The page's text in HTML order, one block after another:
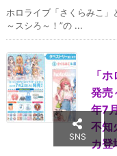
ホロライブ「さくらみこ」
～スシろ～！”の ...
「
発売
年7
不知
カ登
SNS